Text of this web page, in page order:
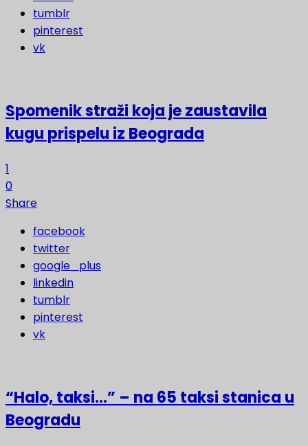
tumblr
pinterest
vk
Spomenik straži koja je zaustavila
kugu prispelu iz Beograda
1
0
Share
facebook
twitter
google_plus
linkedin
tumblr
pinterest
vk
“Halo, taksi…” – na 65 taksi stanica u
Beogradu